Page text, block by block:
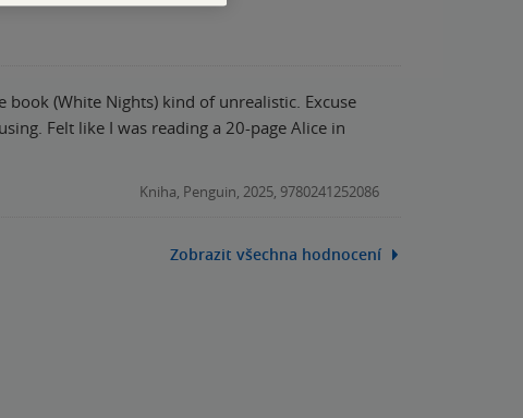
(White Nights) kind of unrealistic. Excuse
Kniha, Penguin, 2025, 9780241252086
Zobrazit všechna hodnocení